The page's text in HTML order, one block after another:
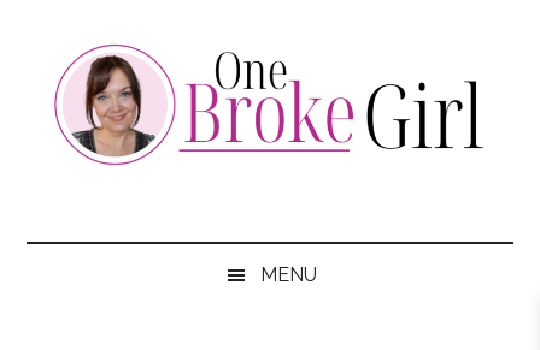
content
secondary
MENU